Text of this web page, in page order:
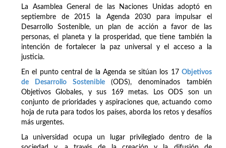
La Asamblea General de las Naciones Unidas adoptó en
septiembre de 2015 la Agenda 2030 para impulsar el
Desarrollo Sostenible, un plan de acción a favor de las
personas, el planeta y la prosperidad, que tiene también la
intención de fortalecer la paz universal y el acceso a la
justicia.
En el punto central de la Agenda se sitúan los 17 Objetivos
de Desarrollo Sostenible(ODS), denominados también
Objetivos Globales, y sus 169 metas. Los ODS son un
conjunto de prioridades y aspiraciones que, actuando como
hoja de ruta para todos los países, aborda los retos y desafíos
más urgentes.
La universidad ocupa un lugar privilegiado dentro de la